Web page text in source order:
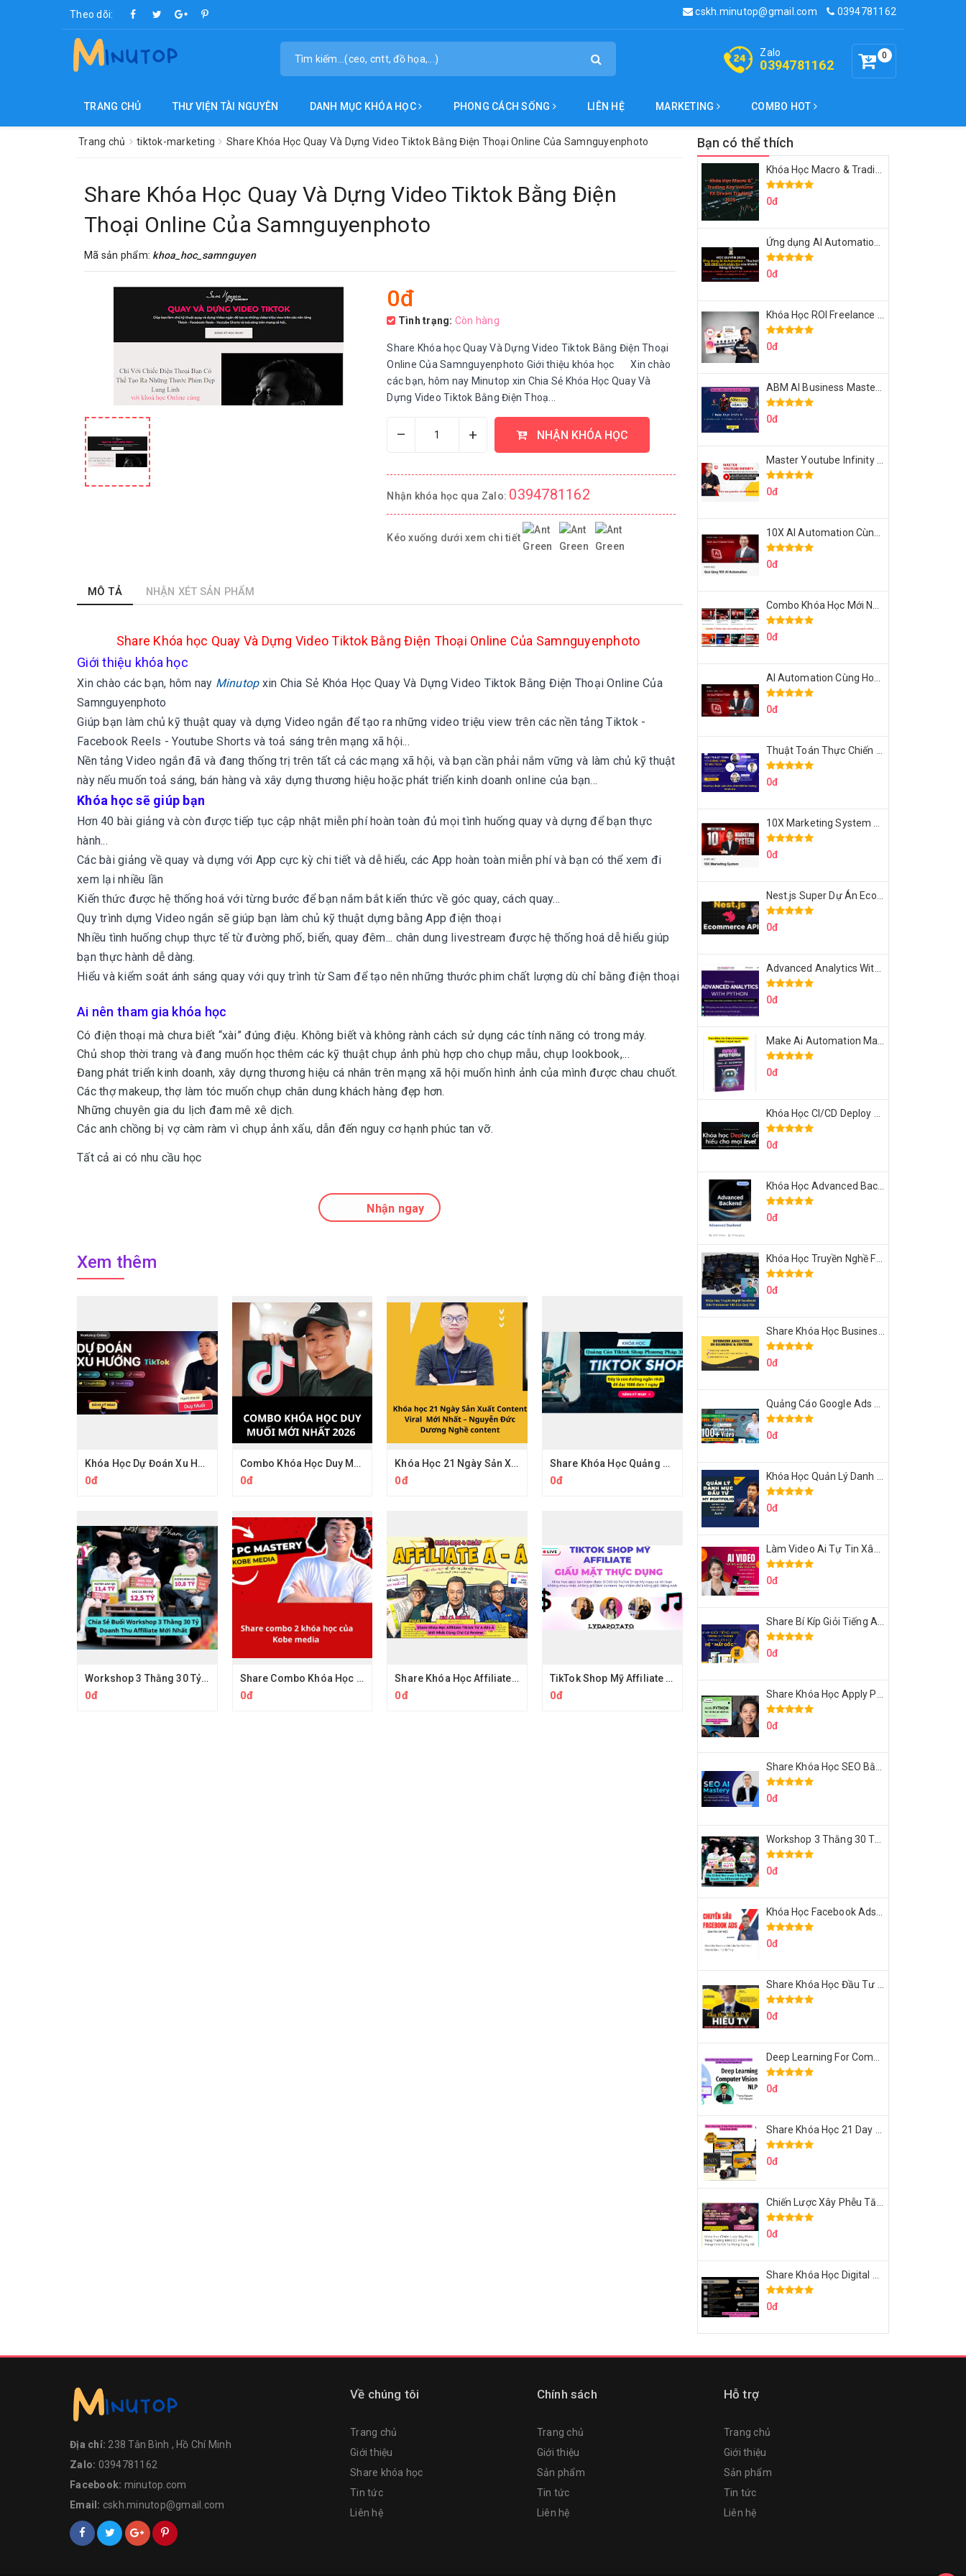
Theo dõi: cskh.minutop@gmail.com 0394781162
0
Zalo
0394781162
TRANG CHỦ THƯ VIỆN TÀI NGUYÊN DANH MỤC KHÓA HỌC PHONG CÁCH SỐNG LIÊN HỆ MARKETING COMBO HOT
Trang chủ tiktok-marketing Share Khóa Học Quay Và Dựng Video Tiktok Bằng Điện Thoại Online Của Samnguyenphoto
Share Khóa Học Quay Và Dựng Video Tiktok Bằng Điện
Thoại Online Của Samnguyenphoto
Mã sản phẩm: khoa_hoc_samnguyen
0đ
Tình trạng: Còn hàng
Share Khóa học Quay Và Dựng Video Tiktok Bằng Điện Thoại
Online Của Samnguyenphoto Giới thiệu khóa học Xin chào
các bạn, hôm nay Minutop xin Chia Sẻ Khóa Học Quay Và
Dựng Video Tiktok Bằng Điện Thoạ...
– + NHẬN KHÓA HỌC
Nhận khóa học qua Zalo: 0394781162
Kéo xuống dưới xem chi tiết
MÔ TẢ NHẬN XÉT SẢN PHẨM
Share Khóa học Quay Và Dựng Video Tiktok Bằng Điện Thoại Online Của Samnguyenphoto
Giới thiệu khóa học
Xin chào các bạn, hôm nay Minutop xin Chia Sẻ Khóa Học Quay Và Dựng Video Tiktok Bằng Điện Thoại Online Của
Samnguyenphoto
Giúp bạn làm chủ kỹ thuật quay và dựng Video ngắn để tạo ra những video triệu view trên các nền tảng Tiktok -
Facebook Reels - Youtube Shorts và toả sáng trên mạng xã hội...
Nền tảng Video ngắn đã và đang thống trị trên tất cả các mạng xã hội, và bạn cần phải nắm vững và làm chủ kỹ thuật
này nếu muốn toả sáng, bán hàng và xây dựng thương hiệu hoặc phát triển kinh doanh online của bạn...
Khóa học sẽ giúp bạn
Hơn 40 bài giảng và còn được tiếp tục cập nhật miễn phí hoàn toàn đủ mọi tình huống quay và dựng để bạn thực
hành...
Các bài giảng về quay và dựng với App cực kỳ chi tiết và dễ hiểu, các App hoàn toàn miễn phí và bạn có thể xem đi
xem lại nhiều lần
Kiến thức được hệ thống hoá với từng bước để bạn nắm bắt kiến thức về góc quay, cách quay...
Quy trình dựng Video ngắn sẽ giúp bạn làm chủ kỹ thuật dựng bằng App điện thoại
Nhiều tình huống chụp thực tế từ đường phố, biển, quay đêm... chân dung livestream được hệ thống hoá dễ hiểu giúp
bạn thực hành dễ dàng.
Hiểu và kiểm soát ánh sáng quay với quy trình từ Sam để tạo nên những thước phim chất lượng dù chỉ bằng điện thoại
Ai nên tham gia khóa học
Có điện thoại mà chưa biết “xài” đúng điệu. Không biết và không rành cách sử dụng các tính năng có trong máy.
Chủ shop thời trang và đang muốn học thêm các kỹ thuật chụp ảnh phù hợp cho chụp mẫu, chụp lookbook,...
Đang phát triển kinh doanh, xây dựng thương hiệu cá nhân trên mạng xã hội muốn hình ảnh của mình được chau chuốt.
Các thợ makeup, thợ làm tóc muốn chụp chân dung khách hàng đẹp hơn.
Những chuyên gia du lịch đam mê xê dịch.
Các anh chồng bị vợ càm ràm vì chụp ảnh xấu, dẫn đến nguy cơ hạnh phúc tan vỡ.
Tất cả ai có nhu cầu học
Nhận ngay
Xem thêm
Khóa Học Dự Đoán Xu Hướng TikTok 2026 Duy Muối
0đ
Combo Khóa Học Duy Muối 2026
0đ
Khóa Học 21 Ngày Sản Xuất Content Viral Cùng Nghề Content
0đ
Share Khóa Học Quảng Cáo Tiktok Shop Phương Pháp 3R Của Phan Đức Nho
0đ
Workshop 3 Thằng 30 Tỷ Doanh Thu Affiliate Tiktok
0đ
Share Combo Khóa Học Của Kobe Media
0đ
Share Khóa Học Affiliate Tiktok Từ A đến Á Của Chú Cá Review
0đ
TikTok Shop Mỹ Affiliate Giấu Mặt Thực Dụng Của Lydapotato
0đ
Bạn có thể thích
0đ
0đ
0đ
0đ
0đ
0đ
0đ
0đ
0đ
0đ
0đ
0đ
0đ
0đ
0đ
0đ
0đ
0đ
0đ
0đ
0đ
0đ
0đ
0đ
0đ
0đ
0đ
0đ
0đ
0đ
Địa chỉ: 238 Tân Bình , Hồ Chí Minh
Zalo: 0394781162
Facebook: minutop.com
Email: cskh.minutop@gmail.com
Về chúng tôi
Trang chủ
Giới thiệu
Share khóa học
Tin tức
Liên hệ
Chính sách
Trang chủ
Giới thiệu
Sản phẩm
Tin tức
Liên hệ
Hỗ trợ
Trang chủ
Giới thiệu
Sản phẩm
Tin tức
Liên hệ